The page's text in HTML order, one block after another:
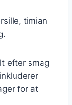
timian
efter smag
for at